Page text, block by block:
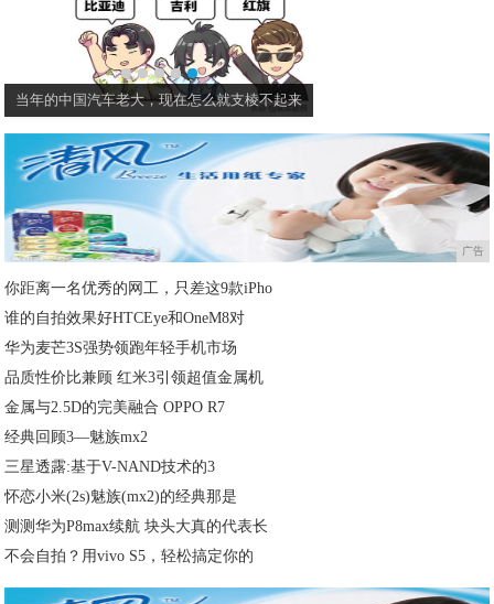
当年的中国汽车老大，现在怎么就支棱不起来
广告
你距离一名优秀的网工，只差这9款iPho
谁的自拍效果好HTCEye和OneM8对
华为麦芒3S强势领跑年轻手机市场
品质性价比兼顾 红米3引领超值金属机
金属与2.5D的完美融合 OPPO R7
经典回顾3—魅族mx2
三星透露:基于V-NAND技术的3
怀恋小米(2s)魅族(mx2)的经典那是
测测华为P8max续航 块头大真的代表长
不会自拍？用vivo S5，轻松搞定你的